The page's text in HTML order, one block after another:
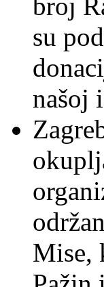
broj
su
našoj
Mise,